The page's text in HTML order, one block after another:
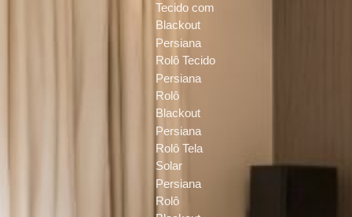
Tecido com
Blackout
Persiana
Rolô Tecido
Persiana
Rolô
Blackout
Persiana
Rolô Tela
Solar
Persiana
Rolô